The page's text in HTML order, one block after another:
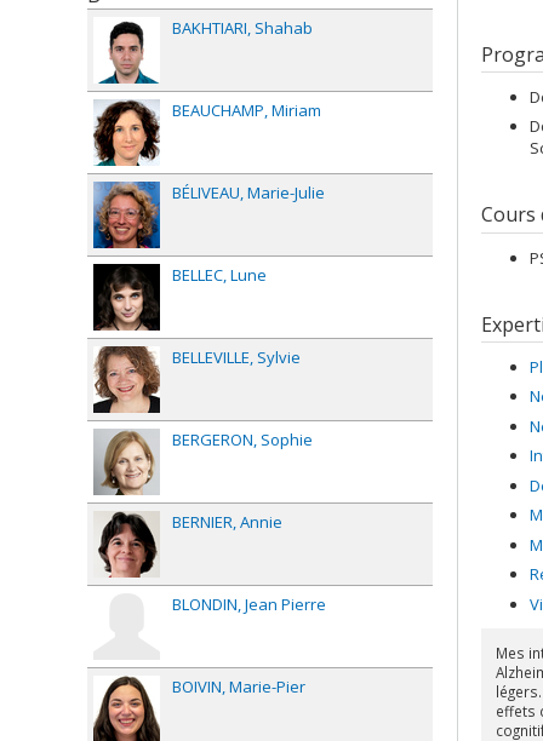
Elle
prise
de
des
grand
Cours
Mes
effets
BAKHTIARI Shahab
BEAUCHAMP Miriam
BÉLIVEAU Marie-Julie
BELLEC Lune
BELLEVILLE Sylvie
BERGERON Sophie
BERNIER Annie
BLONDIN Jean Pierre
BOIVIN Marie-Pier